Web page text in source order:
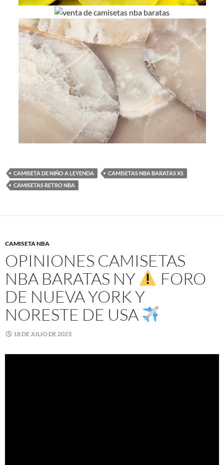
CAMISETA DE NIÑO A LEYENDA
CAMISETAS NBA BARATAS XS
CAMISETAS RETRO NBA
CAMISETA NBA
OPINIONES CAMISETAS
NBA BARATAS NY
FORO
DE NUEVA YORK Y
NORESTE DE USA
18 DE JULIO DE 2023